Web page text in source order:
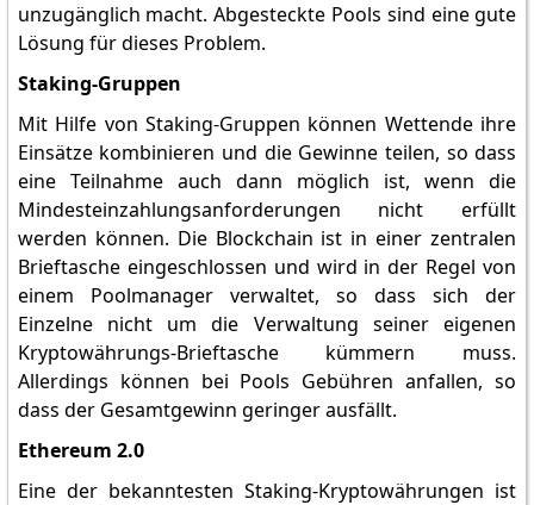
unzugänglich macht. Abgesteckte Pools sind eine gute
Lösung für dieses Problem.
Staking-Gruppen
Mit Hilfe von Staking-Gruppen können Wettende ihre
Einsätze kombinieren und die Gewinne teilen, so dass
eine Teilnahme auch dann möglich ist, wenn die
Mindesteinzahlungsanforderungen nicht erfüllt
werden können. Die Blockchain ist in einer zentralen
Brieftasche eingeschlossen und wird in der Regel von
einem Poolmanager verwaltet, so dass sich der
Einzelne nicht um die Verwaltung seiner eigenen
Kryptowährungs-Brieftasche kümmern muss.
Allerdings können bei Pools Gebühren anfallen, so
dass der Gesamtgewinn geringer ausfällt.
Ethereum 2.0
Eine der bekanntesten Staking-Kryptowährungen ist